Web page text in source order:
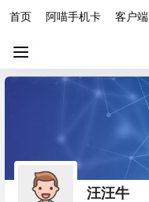
首页 阿喵手机卡 客户端
汪汪牛